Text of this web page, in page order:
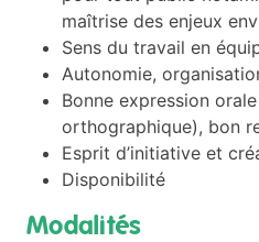
maîtrise des enjeux
Sens du travail en
Autonomie,
Bonne expression
orthographique), bon
Esprit d’initiative et
Disponibilité
Modalités